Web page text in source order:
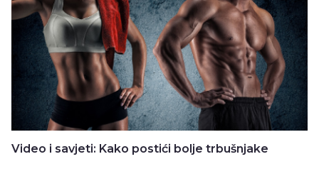
Video i savjeti: Kako postići bolje trbušnjake